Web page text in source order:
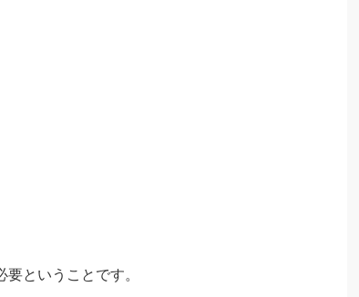
ということです。